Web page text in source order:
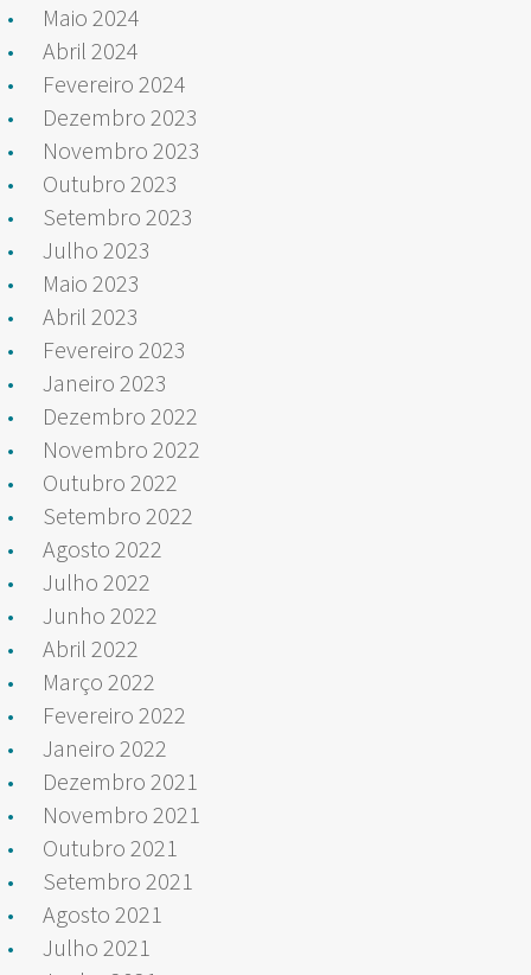
Maio 2024
Abril 2024
Fevereiro 2024
Dezembro 2023
Novembro 2023
Outubro 2023
Setembro 2023
Julho 2023
Maio 2023
Abril 2023
Fevereiro 2023
Janeiro 2023
Dezembro 2022
Novembro 2022
Outubro 2022
Setembro 2022
Agosto 2022
Julho 2022
Junho 2022
Abril 2022
Março 2022
Fevereiro 2022
Janeiro 2022
Dezembro 2021
Novembro 2021
Outubro 2021
Setembro 2021
Agosto 2021
Julho 2021